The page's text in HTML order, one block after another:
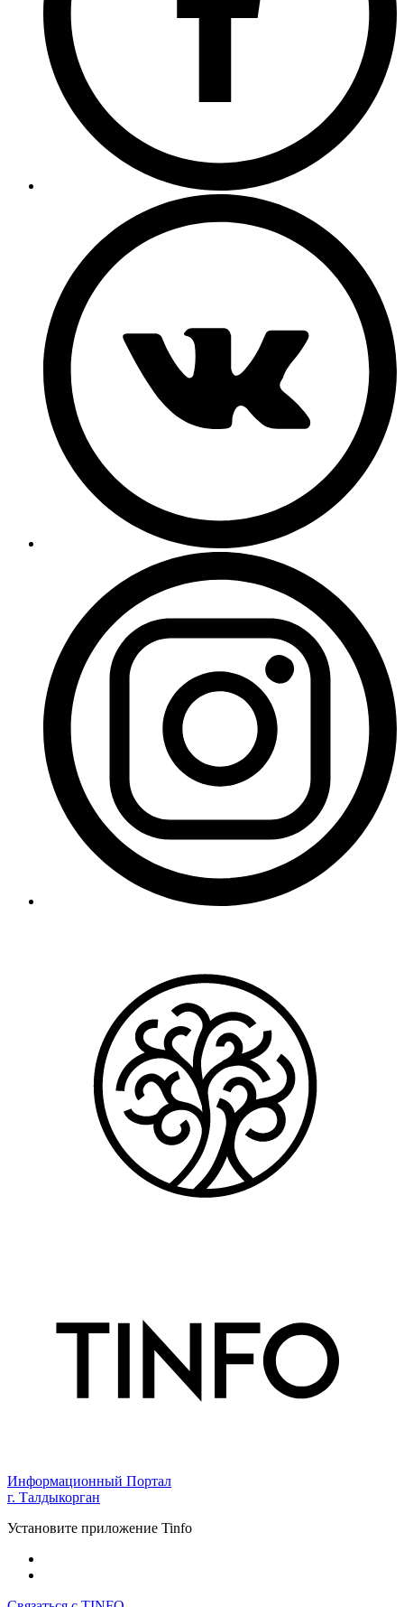
Информационный Портал
г. Талдыкорган
Установите приложение Tinfo